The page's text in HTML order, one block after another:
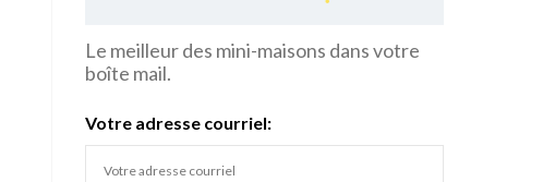
Le meilleur des mini-maisons dans votre
boîte mail.
Votre adresse courriel: